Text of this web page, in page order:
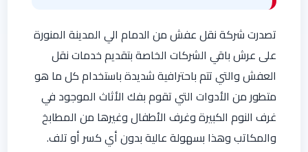
تصدرت شركة نقل عفش من الدمام الي المدينة المنورة
على عرش باقي الشركات الخاصة بتقديم خدمات نقل
العفش والتي تتم باحترافية شديدة باستخدام كل ما هو
متطور من الأدوات التي تقوم بفك الأثاث الموجود في
غرف النوم الكبيرة وغرف الأطفال وغيرها من المطابخ
والمكاتب وهذا بسهولة عالية بدون أي كسر أو تلف.